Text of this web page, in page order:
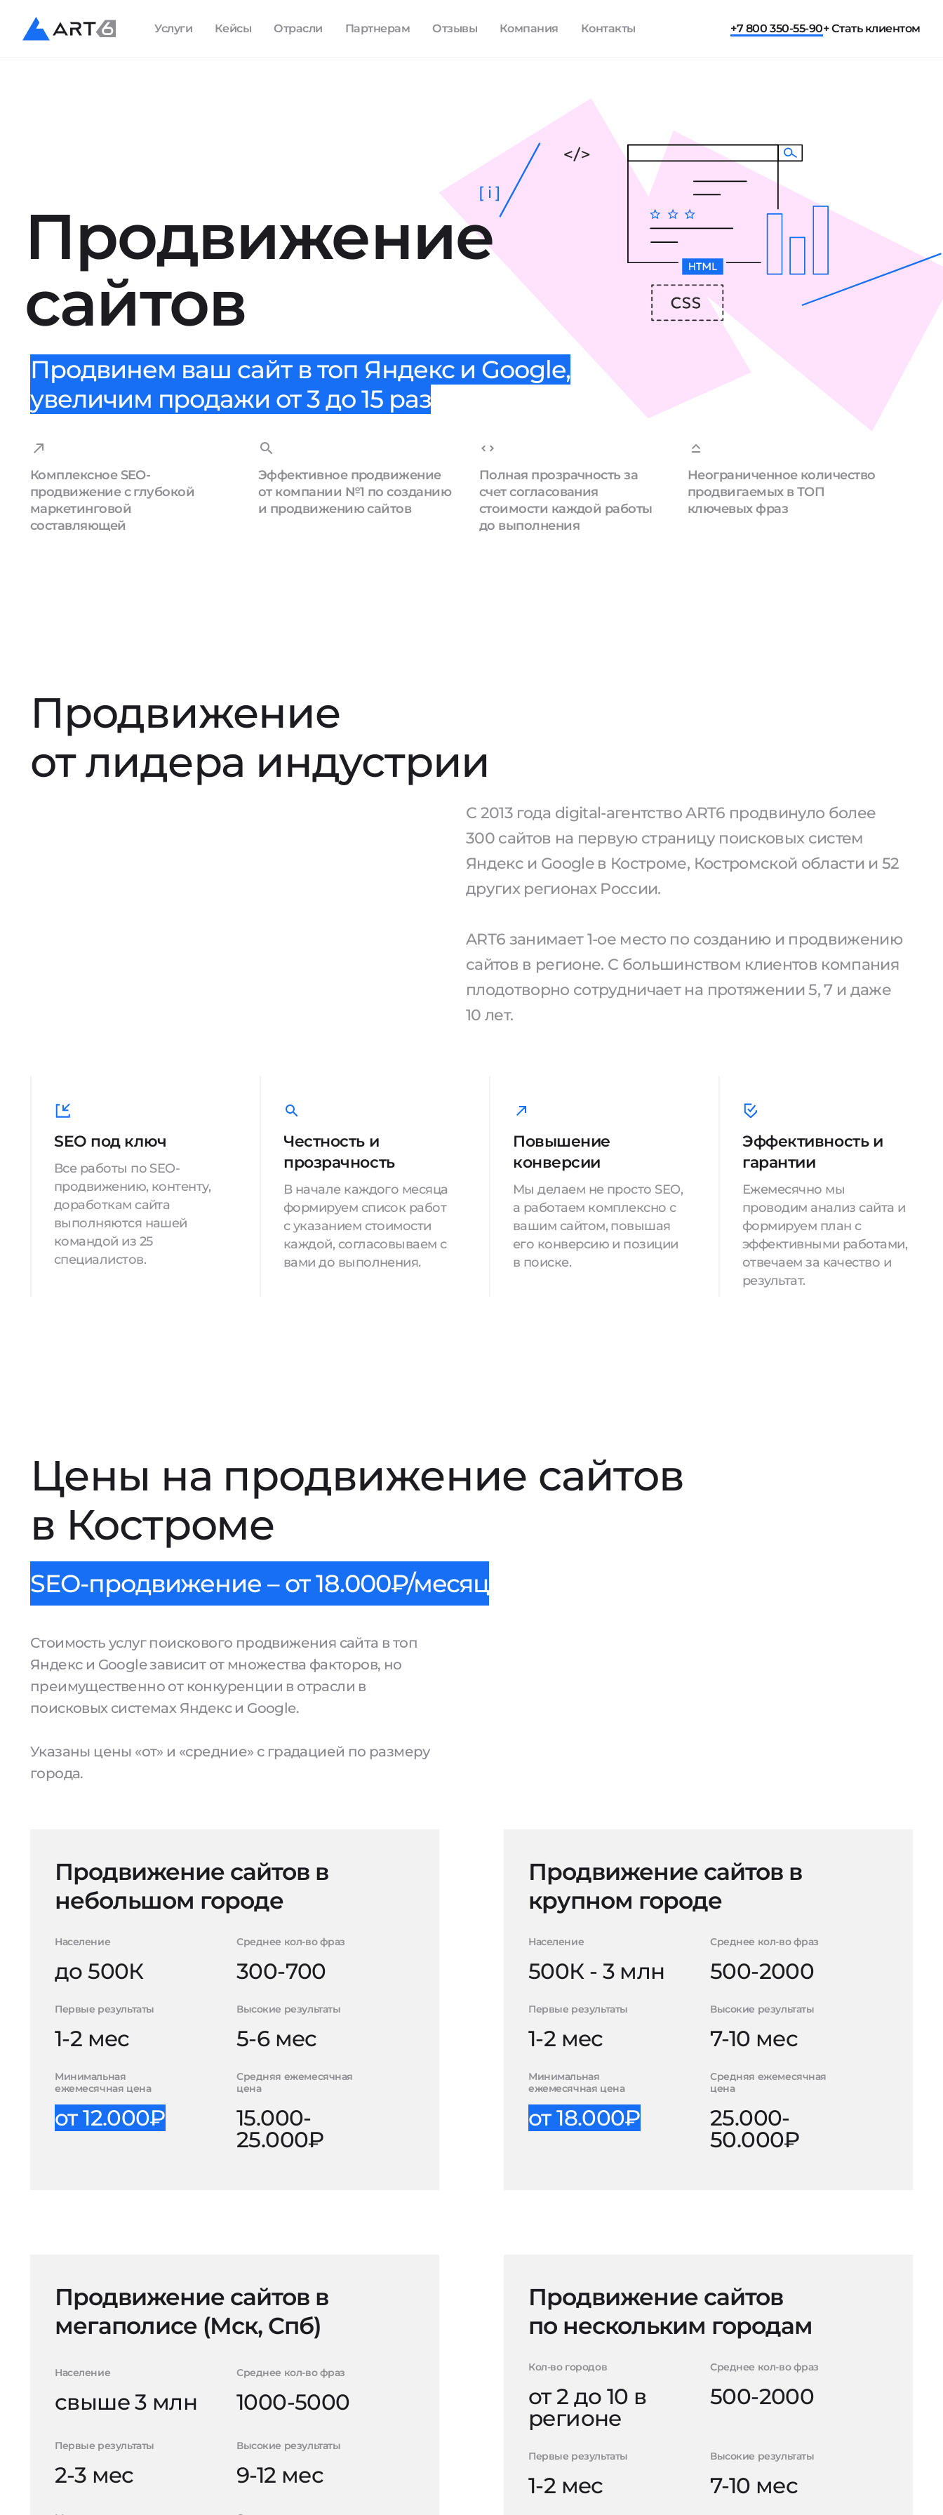
Услуги Кейсы Отрасли Партнерам Отзывы Компания Контакты +7 800 350-55-90+ Стать клиентом
Продвижение
сайтов
[ i ]
Продвинем ваш сайт в топ Яндекс и Google,
увеличим продажи от 3 до 15 раз
Комплексное SEO-
продвижение с глубокой
маркетинговой
составляющей
Эффективное продвижение
от компании №1 по созданию
и продвижению сайтов
Полная прозрачность за
счет согласования
стоимости каждой работы
до выполнения
Неограниченное количество
продвигаемых в ТОП
ключевых фраз
Продвижение
от лидера индустрии
С 2013 года digital-агентство ART6 продвинуло более
300 сайтов на первую страницу поисковых систем
Яндекс и Google в Костроме, Костромской области и 52
других регионах России.
ART6 занимает 1-ое место по созданию и продвижению
сайтов в регионе. С большинством клиентов компания
плодотворно сотрудничает на протяжении 5, 7 и даже
10 лет.
SEO под ключ
Все работы по SEO-
продвижению, контенту,
доработкам сайта
выполняются нашей
командой из 25
специалистов.
Честность и
прозрачность
В начале каждого месяца
формируем список работ
с указанием стоимости
каждой, согласовываем с
вами до выполнения.
Повышение
конверсии
Мы делаем не просто SEO,
а работаем комплексно с
вашим сайтом, повышая
его конверсию и позиции
в поиске.
Эффективность и
гарантии
Ежемесячно мы
проводим анализ сайта и
формируем план с
эффективными работами,
отвечаем за качество и
результат.
Цены на продвижение сайтов
в Костроме
SEO-продвижение – от 18.000₽/месяц
Стоимость услуг поискового продвижения сайта в топ
Яндекс и Google зависит от множества факторов, но
преимущественно от конкуренции в отрасли в
поисковых системах Яндекс и Google.
Указаны цены «от» и «средние» с градацией по размеру
города.
Продвижение сайтов в
небольшом городе
Население
до 500К
Среднее кол-во фраз
300-700
Первые результаты
1-2 мес
Высокие результаты
5-6 мес
Минимальная
ежемесячная цена
от 12.000₽
Средняя ежемесячная
цена
15.000-
25.000₽
Продвижение сайтов в
крупном городе
Население
500К - 3 млн
Среднее кол-во фраз
500-2000
Первые результаты
1-2 мес
Высокие результаты
7-10 мес
Минимальная
ежемесячная цена
от 18.000₽
Средняя ежемесячная
цена
25.000-
50.000₽
Продвижение сайтов в
мегаполисе (Мск, Спб)
Население
свыше 3 млн
Среднее кол-во фраз
1000-5000
Первые результаты
2-3 мес
Высокие результаты
9-12 мес
Продвижение сайтов
по нескольким городам
Кол-во городов
от 2 до 10 в
регионе
Среднее кол-во фраз
500-2000
Первые результаты
1-2 мес
Высокие результаты
7-10 мес